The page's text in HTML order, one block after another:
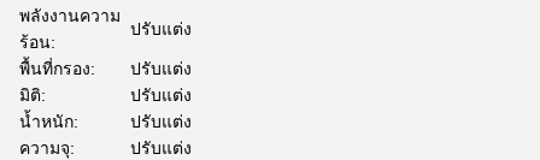
พลังงานความ
ร้อน:
ปรับแต่ง
พื้นที่กรอง:
ปรับแต่ง
มิติ:
ปรับแต่ง
น้ำหนัก:
ปรับแต่ง
ความจุ:
ปรับแต่ง